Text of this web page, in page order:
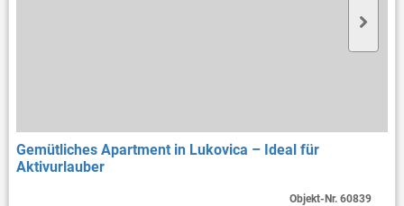
Gemütliches Apartment in Lukovica – Ideal für
Aktivurlauber
Objekt-Nr.60839